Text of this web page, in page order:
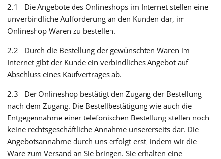
2.1 Die Angebote des Onlineshops im Internet stellen eine
unverbindliche Aufforderung an den Kunden dar, im
Onlineshop Waren zu bestellen.
2.2 Durch die Bestellung der gewünschten Waren im
Internet gibt der Kunde ein verbindliches Angebot auf
Abschluss eines Kaufvertrages ab.
2.3 Der Onlineshop bestätigt den Zugang der Bestellung
nach dem Zugang. Die Bestellbestätigung wie auch die
Entgegennahme einer telefonischen Bestellung stellen noch
keine rechtsgeschäftliche Annahme unsererseits dar. Die
Angebotsannahme durch uns erfolgt erst, indem wir die
Ware zum Versand an Sie bringen. Sie erhalten eine